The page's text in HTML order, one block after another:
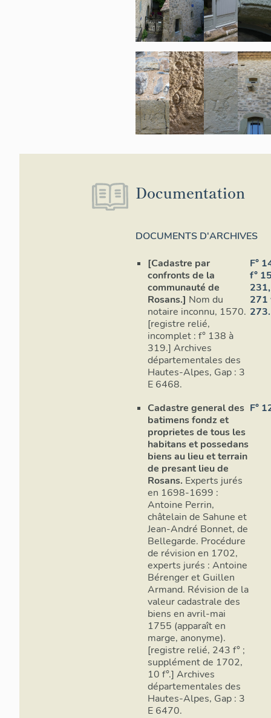
II.1.
Le rez-de-
étable,
ouverte
trois
la
Documentation
DOCUMENTS D'ARCHIVES
[Cadastre par
confronts de la
communauté de
Rosans.] Nom du
notaire inconnu, 1570.
[registre relié,
incomplet : f° 138 à
319.] Archives
départementales des
Hautes-Alpes, Gap : 3
E 6468.
F°
f°
271
273.
Cadastre general des
batimens fondz et
proprietes de tous les
habitans et possedans
biens au lieu et terrain
de presant lieu de
Rosans. Experts jurés
en 1698-1699 :
Antoine Perrin,
châtelain de Sahune et
Jean-André Bonnet, de
Bellegarde. Procédure
de révision en 1702,
experts jurés : Antoine
Bérenger et Guillen
Armand. Révision de la
valeur cadastrale des
biens en avril-mai
1755 (apparaît en
marge, anonyme).
[registre relié, 243 f° ;
supplément de 1702,
10 f°.] Archives
départementales des
Hautes-Alpes, Gap : 3
E 6470.
F°